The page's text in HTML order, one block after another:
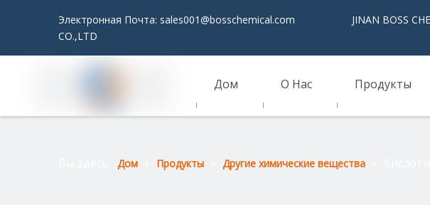
Электронная Почта: sales001@bosschemical.com JINAN BOSS
CO.,LTD
Дом О Нас Продукты
Дом Продукты Другие химические вещества